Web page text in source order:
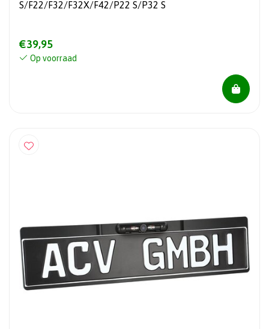
S/F22/F32/F32X/F42/P22 S/P32 S
€39,95
Op voorraad